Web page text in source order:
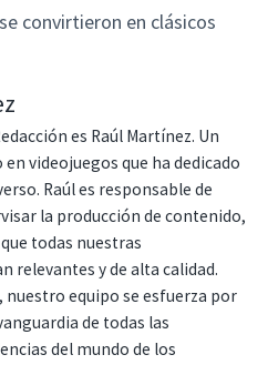
convirtieron en clásicos
es Raúl Martínez. Un
videojuegos que ha dedicado
Raúl es responsable de
la producción de contenido,
todas nuestras
relevantes y de alta calidad.
nuestro equipo se esfuerza por
de todas las
del mundo de los